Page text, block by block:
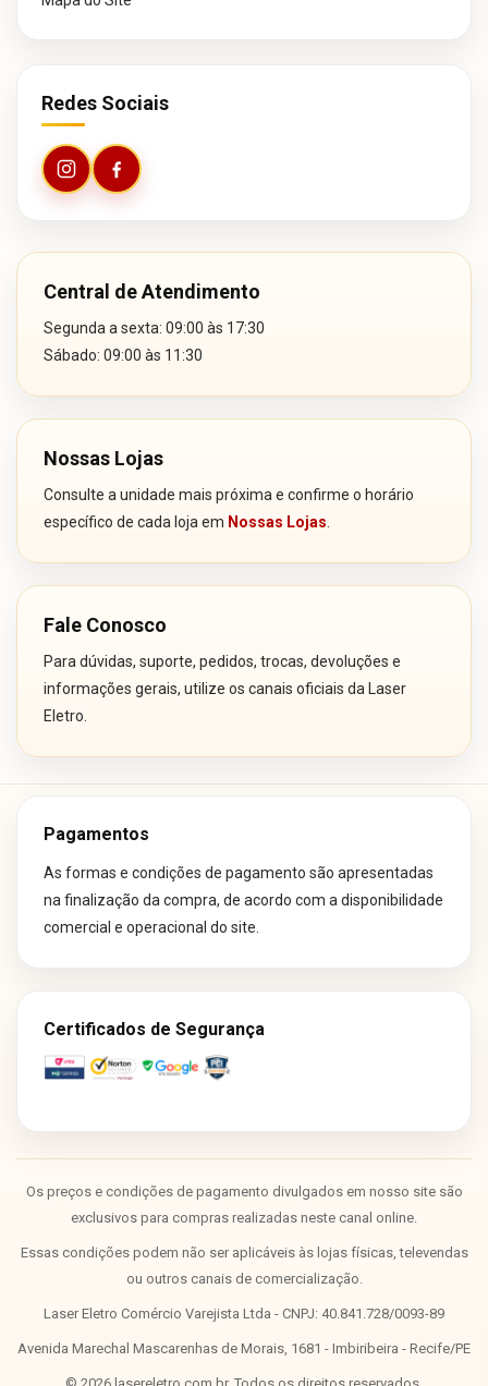
Redes Sociais
Central de Atendimento
Segunda a sexta: 09:00 às 17:30
Sábado: 09:00 às 11:30
Nossas Lojas
Consulte a unidade mais próxima e confirme o horário
específico de cada loja em Nossas Lojas
Fale Conosco
Para dúvidas, suporte, pedidos, trocas, devoluções e
informações gerais, utilize os canais oficiais da Laser
Eletro.
Pagamentos
As formas e condições de pagamento são apresentadas
na finalização da compra, de acordo com a disponibilidade
comercial e operacional do site.
Certificados de Segurança
Os preços e condições de pagamento divulgados em nosso site são
exclusivos para compras realizadas neste canal online.
Essas condições podem não ser aplicáveis às lojas físicas, televendas
ou outros canais de comercialização.
Laser Eletro Comércio Varejista Ltda - CNPJ: 40.841.728/0093-89
Avenida Marechal Mascarenhas de Morais, 1681 - Imbiribeira - Recife/PE